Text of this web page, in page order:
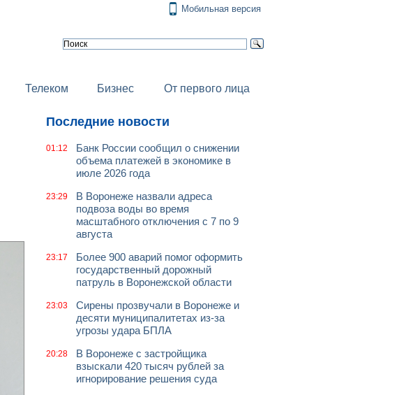
Мобильная версия
Телеком Бизнес От первого лица
Последние новости
01:12
Банк России сообщил о снижении
объема платежей в экономике в
июле 2026 года
23:29
В Воронеже назвали адреса
подвоза воды во время
масштабного отключения с 7 по 9
августа
23:17
Более 900 аварий помог оформить
государственный дорожный
патруль в Воронежской области
23:03
Сирены прозвучали в Воронеже и
десяти муниципалитетах из-за
угрозы удара БПЛА
20:28
В Воронеже с застройщика
взыскали 420 тысяч рублей за
игнорирование решения суда